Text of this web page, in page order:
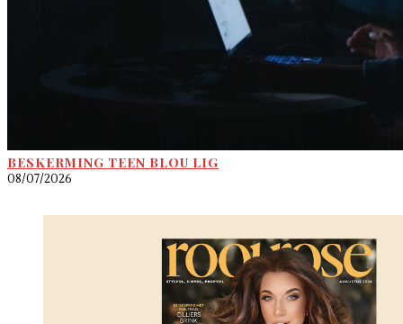
BESKERMING TEEN BLOU LIG
08/07/2026